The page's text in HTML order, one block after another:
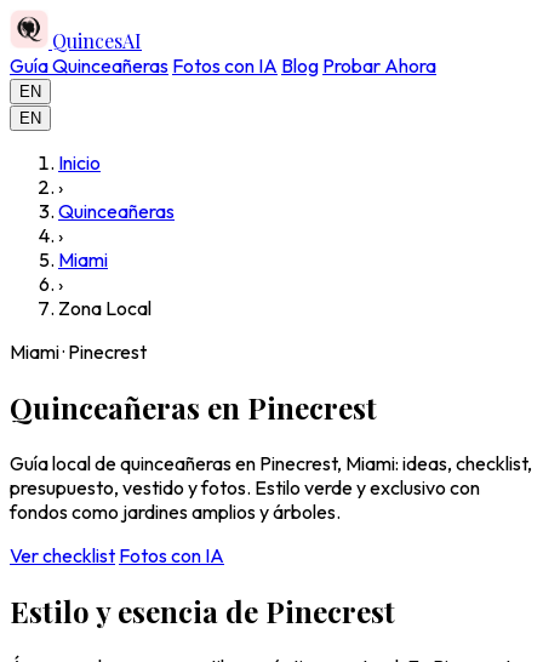
QuincesAI
Guía Quinceañeras Fotos con IA Blog Probar Ahora
EN
EN
Inicio
›
Quinceañeras
›
Miami
›
Zona Local
Miami · Pinecrest
Quinceañeras en Pinecrest
Guía local de quinceañeras en Pinecrest, Miami: ideas, checklist,
presupuesto, vestido y fotos. Estilo verde y exclusivo con
fondos como jardines amplios y árboles.
Ver checklist Fotos con IA
Estilo y esencia de Pinecrest